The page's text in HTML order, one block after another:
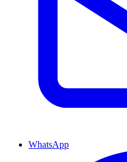
WhatsApp